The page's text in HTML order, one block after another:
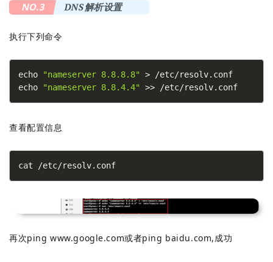
NO.3 DNS解析设置
执行下列命令
echo "nameserver 8.8.8.8" > /etc/resolv.conf
echo
"nameserver 8.8.4.4" >> /etc/resolv.conf
查看配置信息
cat /etc/resolv.conf
再次ping www.google.com或者ping baidu.com,成功